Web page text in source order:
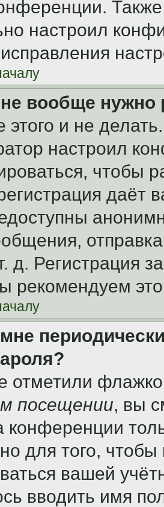
настроил
вообще нужно
и не
настроил
чтобы
даёт
д. Регистрация
рекомендуем
отметили
посещении, вы
для того, чтобы
вашей
вводить имя